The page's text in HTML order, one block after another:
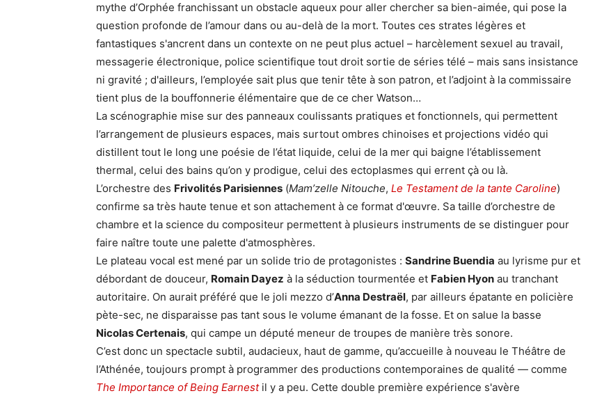
mythe d’Orphée franchissant un obstacle aqueux pour aller chercher sa bien-aimée, qui pose la
question profonde de l’amour dans ou au-delà de la mort. Toutes ces strates légères et
fantastiques s'ancrent dans un contexte on ne peut plus actuel – harcèlement sexuel au travail,
messagerie électronique, police scientifique tout droit sortie de séries télé – mais sans insistance
ni gravité ; d'ailleurs, l’employée sait plus que tenir tête à son patron, et l’adjoint à la commissaire
tient plus de la bouffonnerie élémentaire que de ce cher Watson…
La scénographie mise sur des panneaux coulissants pratiques et fonctionnels, qui permettent
l’arrangement de plusieurs espaces, mais surtout ombres chinoises et projections vidéo qui
distillent tout le long une poésie de l’état liquide, celui de la mer qui baigne l’établissement
thermal, celui des bains qu’on y prodigue, celui des ectoplasmes qui errent çà ou là.
L’orchestre des Frivolités Parisiennes (Mam’zelle Nitouche, Le Testament de la tante Caroline)
confirme sa très haute tenue et son attachement à ce format d'œuvre. Sa taille d’orchestre de
chambre et la science du compositeur permettent à plusieurs instruments de se distinguer pour
faire naître toute une palette d'atmosphères.
Le plateau vocal est mené par un solide trio de protagonistes : Sandrine Buendia au lyrisme pur et
débordant de douceur, Romain Dayez à la séduction tourmentée et Fabien Hyon au tranchant
autoritaire. On aurait préféré que le joli mezzo d’Anna Destraël, par ailleurs épatante en policière
pète-sec, ne disparaisse pas tant sous le volume émanant de la fosse. Et on salue la basse
Nicolas Certenais, qui campe un député meneur de troupes de manière très sonore.
C’est donc un spectacle subtil, audacieux, haut de gamme, qu’accueille à nouveau le Théâtre de
l’Athénée, toujours prompt à programmer des productions contemporaines de qualité — comme
The Importance of Being Earnestil y a peu. Cette double première expérience s'avère